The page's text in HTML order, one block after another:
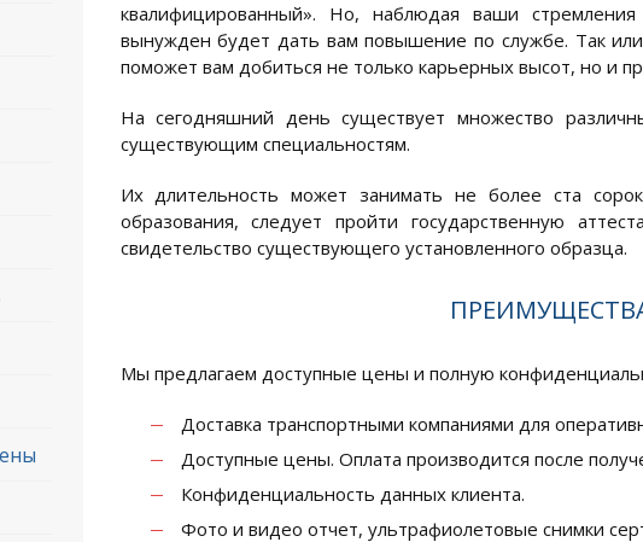
квалифицированный». Но, наблюдая ваши
вынужден будет дать вам повышение по службе. Так
поможет вам добиться не только карьерных высот, но и
На сегодняшний день существует множество
существующим специальностям.
Их длительность может занимать не более ста
образования, следует пройти государственную
свидетельство существующего установленного образца.
Мы предлагаем доступные цены и полную
Доставка транспортными компаниями для
Доступные цены. Оплата производится после
Конфиденциальность данных клиента.
Фото и видео отчет, ультрафиолетовые снимки